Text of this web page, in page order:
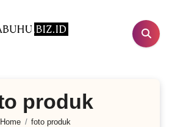
produk
Home foto produk